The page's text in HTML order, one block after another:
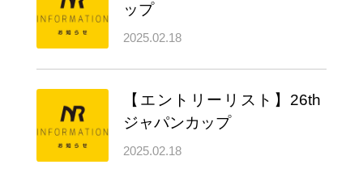
ップ
2025.02.18
【エントリーリスト】26th
ジャパンカップ
2025.02.18